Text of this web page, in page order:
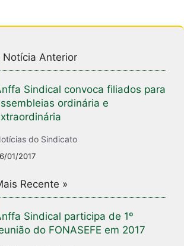
Notícia Anterior
Sindical convoca filiados para
ordinária e
do Sindicato
01/2017
Recente »
Sindical participa de 1º
do FONASEFE em 2017